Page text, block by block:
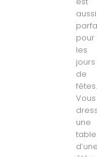
aussi
pour
les
jours
de
fêtes.
Vous
une
table